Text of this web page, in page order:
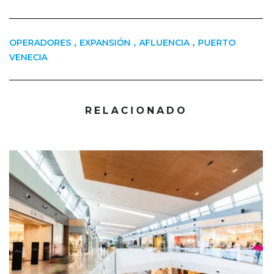
OPERADORES , EXPANSIÓN , AFLUENCIA , PUERTO
VENECIA
RELACIONADO